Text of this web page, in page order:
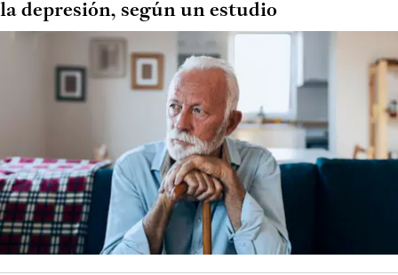
la depresión, según un estudio